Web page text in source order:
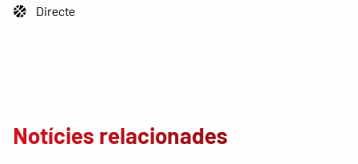
Directe
Notícies relacionades